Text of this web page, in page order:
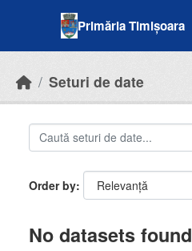
Primăria Timișoara
Seturi de date
Order by
No datasets found